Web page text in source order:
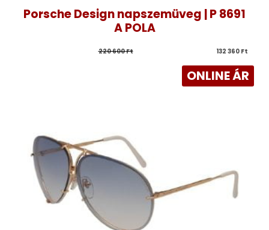
Porsche Design napszemüveg | P 8691
A POLA
220 600 Ft 132 360 Ft
ONLINE ÁR